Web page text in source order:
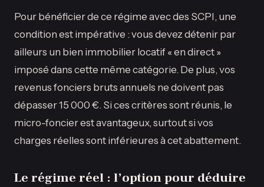
Pour bénéficier de ce régime avec des SCPI, une
condition est impérative : vous devez détenir par
ailleurs un bien immobilier locatif « en direct »
imposé dans cette même catégorie. De plus, vos
revenus fonciers bruts annuels ne doivent pas
dépasser 15 000 €. Si ces critères sont réunis, le
micro-foncier est avantageux, surtout si vos
charges réelles sont inférieures à cet abattement.
Le régime réel : l’option pour déduire